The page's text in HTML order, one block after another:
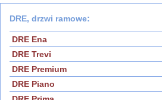
DRE, drzwi ramowe:
DRE Ena
DRE Trevi
DRE Premium
DRE Piano